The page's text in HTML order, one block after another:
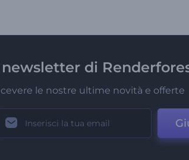
di
le nostre ultime novità e offerte